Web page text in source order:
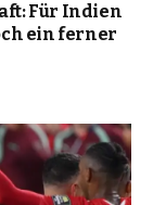
Für Indien
ein ferner